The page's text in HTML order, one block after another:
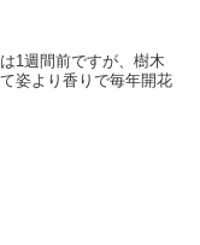
1週間前ですが、樹木
姿より香りで毎年開花